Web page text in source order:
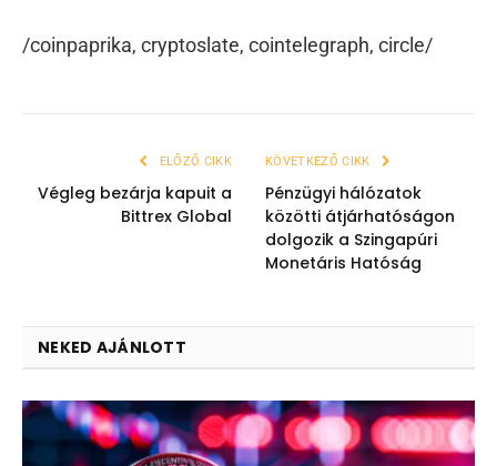
/coinpaprika, cryptoslate, cointelegraph, circle/
ELŐZŐ CIKK
Végleg bezárja kapuit a
Bittrex Global
KÖVETKEZŐ CIKK
Pénzügyi hálózatok
közötti átjárhatóságon
dolgozik a Szingapúri
Monetáris Hatóság
NEKED AJÁNLOTT